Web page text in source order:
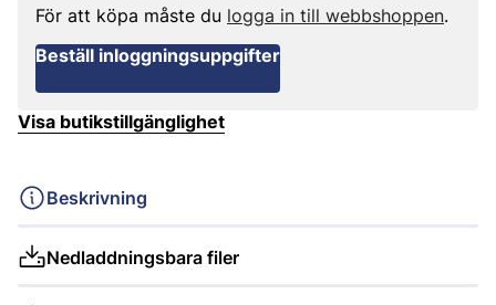
För att köpa måste du logga in till webbshoppen.
Beställ inloggningsuppgifter
Visa butikstillgänglighet
Beskrivning
Nedladdningsbara filer